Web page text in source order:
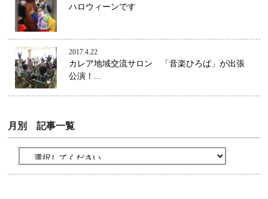
ハロウィーンです
2017.4.22
カレア地域交流サロン 「音楽ひろば」が出張
公演！...
月別 記事一覧